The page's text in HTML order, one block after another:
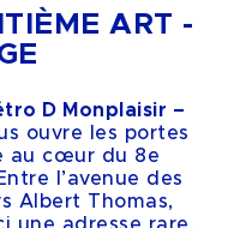
ART -
D Monplaisir –
ouvre les portes
au cœur du 8e
l’avenue des
Albert Thomas,